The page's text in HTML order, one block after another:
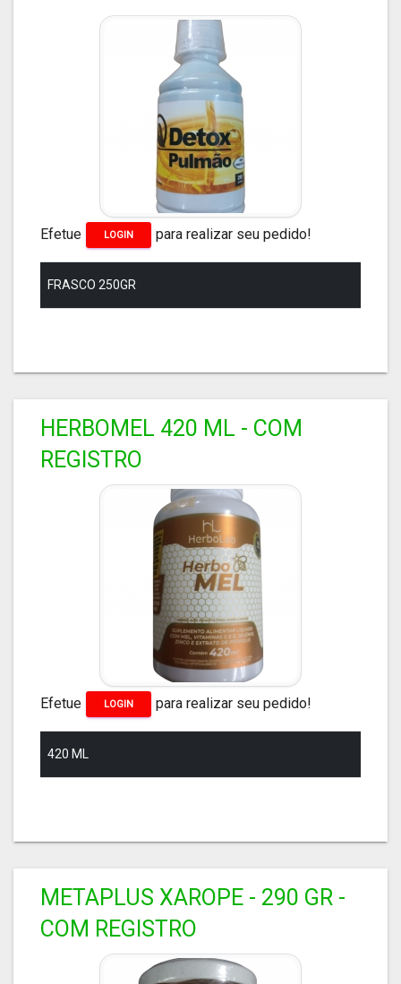
Efetue LOGIN para realizar seu pedido!
FRASCO 250GR
HERBOMEL 420 ML - COM
REGISTRO
Efetue LOGIN para realizar seu pedido!
420 ML
METAPLUS XAROPE - 290 GR -
COM REGISTRO